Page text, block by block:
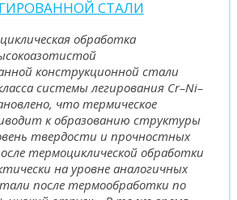
СТАЛИ
обработка
конструкционной стали
системы легирования Cr–Ni–
что термическое
к образованию структуры
твердости и прочностных
термоциклической обработки
на уровне аналогичных
после термообработки по